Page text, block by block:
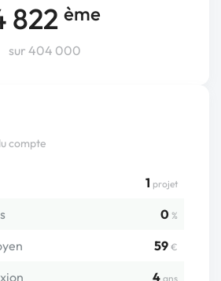
822 ème
sur 404 000
compte
1 projet
0 %
59 €
4 ans